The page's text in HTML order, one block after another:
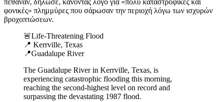
πέθαναν, δήλωσε, κάνοντας λόγο για «πολύ καταστροφικές και
φονικές» πλημμύρες που σάρωσαν την περιοχή λόγω των ισχυρών
βροχοπτώσεων.
🚨Life-Threatening Flood
📍 Kerrville, Texas
📍Guadalupe River
The Guadalupe River in Kerrville, Texas, is
experiencing catastrophic flooding this morning,
reaching the second-highest level on record and
surpassing the devastating 1987 flood.